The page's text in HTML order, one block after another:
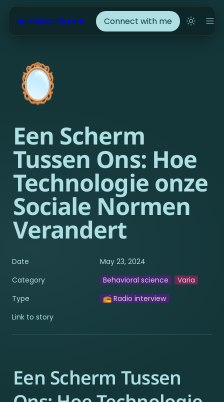
mathiascelis.com Connect with me
🪞
Een Scherm
Tussen Ons: Hoe
Technologie onze
Sociale Normen
Verandert
Date
May 23, 2024
Category
Behavioral science
Varia
Type
📻 Radio interview
Link to story
Een Scherm Tussen